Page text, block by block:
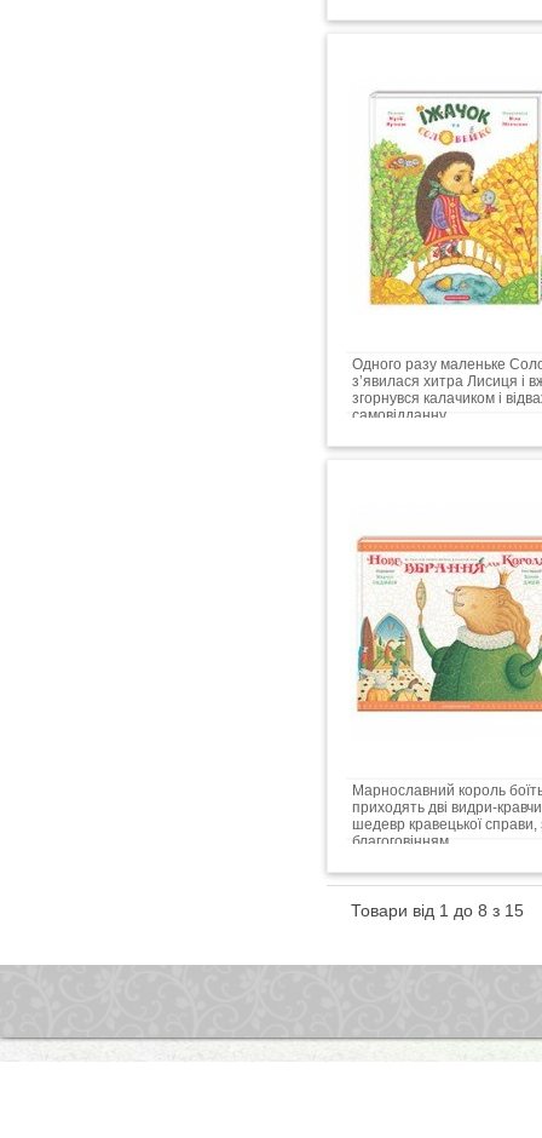
Одного разу маленьке
з’явилася хитра Лисиця і
згорнувся калачиком і
самовідданну...
Марнославний король
приходять дві видри-
шедевр кравецької
благоговінням...
Товари від 1 до 8 з 15